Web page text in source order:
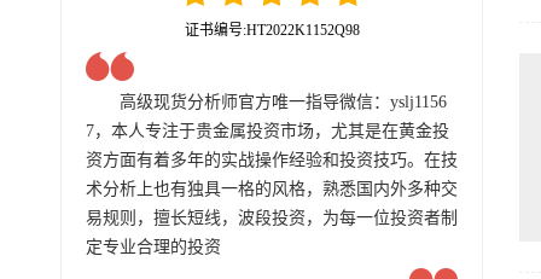
证书编号:HT2022K1152Q98
高级现货分析师官方唯一指导微信：yslj1156
7，本人专注于贵金属投资市场，尤其是在黄金投
资方面有着多年的实战操作经验和投资技巧。在技
术分析上也有独具一格的风格，熟悉国内外多种交
易规则，擅长短线，波段投资，为每一位投资者制
定专业合理的投资